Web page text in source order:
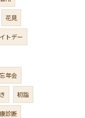
花見
トデー
忘年会
初詣
診断